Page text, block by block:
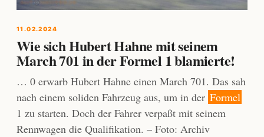
11.02.2024
Wie sich Hubert Hahne mit seinem
March 701 in der Formel 1 blamierte!
… 0 erwarb Hubert Hahne einen March 701. Das sah
nach einem soliden Fahrzeug aus, um in der Formel
1 zu starten. Doch der Fahrer verpaßt mit seinem
Rennwagen die Qualifikation. – Foto: Archiv